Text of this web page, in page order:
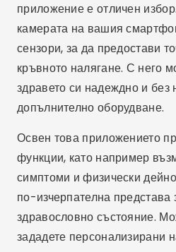
приложение е отличен
камерата на вашия
сензори, за да предостави
кръвното налягане. С него
здравето си надеждно и без
допълнително оборудване.
Освен това приложението
функции, като например
симптоми и физически
по-изчерпателна представа
здравословно състояние.
зададете персонализирани